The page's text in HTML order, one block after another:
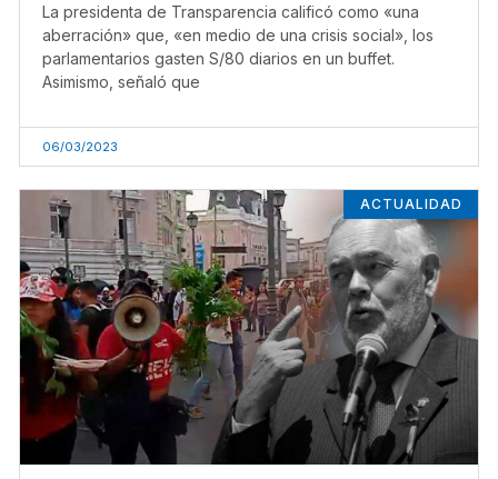
La presidenta de Transparencia calificó como «una
aberración» que, «en medio de una crisis social», los
parlamentarios gasten S/80 diarios en un buffet.
Asimismo, señaló que
06/03/2023
ACTUALIDAD